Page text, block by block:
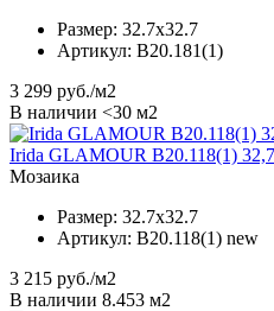
Размер: 32.7x32.7
Артикул: B20.181(1)
3 299 руб./м2
В наличии <30 м2
Irida GLAMOUR B20.118(1)
Мозаика
Размер: 32.7x32.7
Артикул: B20.118(1) new
3 215 руб./м2
В наличии 8.453 м2